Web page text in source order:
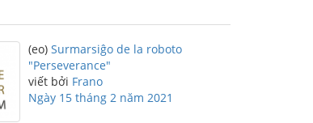
(eo) Surmarsiĝo de la roboto
"Perseverance"
viết bởi Frano
Ngày 15 tháng 2 năm 2021